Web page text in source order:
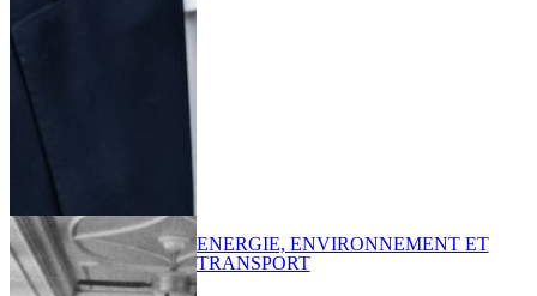
ENERGIE, ENVIRONNEMENT ET
TRANSPORT